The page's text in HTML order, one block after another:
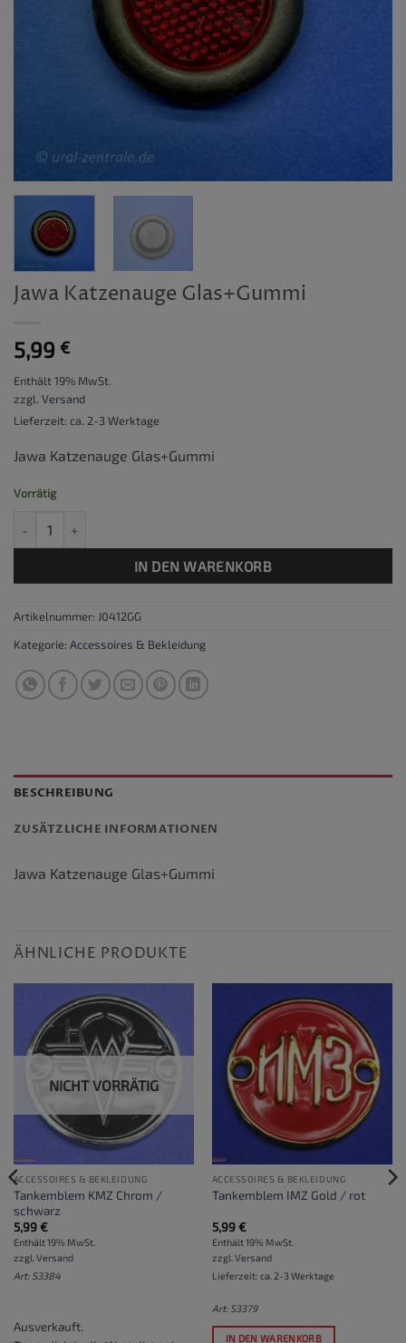
Jawa Katzenauge Glas+Gummi
5,99 €
Enthält 19% MwSt.
zzgl. Versand
Lieferzeit: ca. 2-3 Werktage
Jawa Katzenauge Glas+Gummi
Vorrätig
IN DEN WARENKORB
Artikelnummer: J0412GG
Kategorie: Accessoires & Bekleidung
BESCHREIBUNG
ZUSÄTZLICHE INFORMATIONEN
Jawa Katzenauge Glas+Gummi
ÄHNLICHE PRODUKTE
NICHT VORRÄTIG
ACCESSOIRES & BEKLEIDUNG
Tankemblem KMZ Chrom /
schwarz
5,99€
Enthält 19% MwSt.
zzgl. Versand
Art: S3384
Ausverkauft.
ACCESSOIRES & BEKLEIDUNG
Tankemblem IMZ Gold / rot
5,99€
Enthält 19% MwSt.
zzgl. Versand
Lieferzeit: ca. 2-3 Werktage
Art: S3379
IN DEN WARENKORB